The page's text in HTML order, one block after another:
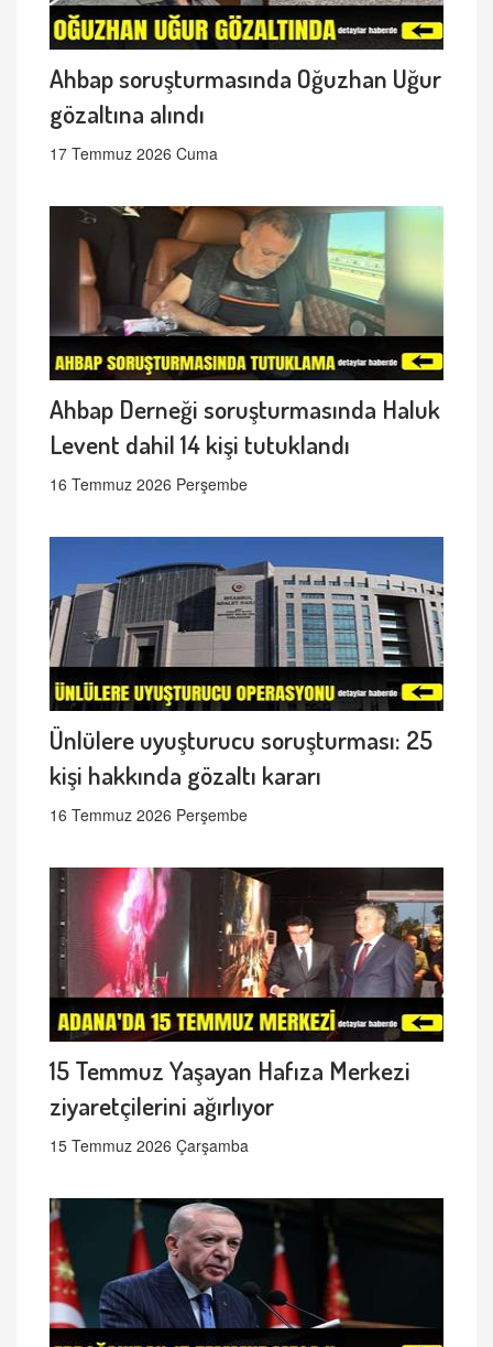
Ahbap soruşturmasında Oğuzhan Uğur
gözaltına alındı
17 Temmuz 2026 Cuma
Ahbap Derneği soruşturmasında Haluk
Levent dahil 14 kişi tutuklandı
16 Temmuz 2026 Perşembe
Ünlülere uyuşturucu soruşturması: 25
kişi hakkında gözaltı kararı
16 Temmuz 2026 Perşembe
15 Temmuz Yaşayan Hafıza Merkezi
ziyaretçilerini ağırlıyor
15 Temmuz 2026 Çarşamba